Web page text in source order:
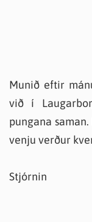
Munið eftir
við í
pungana
venju verður
Stjórnin